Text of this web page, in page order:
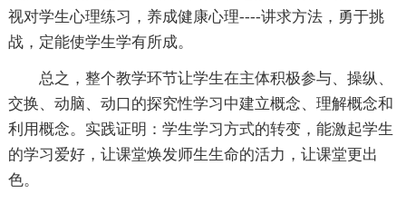
视对学生心理练习，养成健康心理----讲求方法，勇于挑
战，定能使学生学有所成。
总之，整个教学环节让学生在主体积极参与、操纵、
交换、动脑、动口的探究性学习中建立概念、理解概念和
利用概念。实践证明：学生学习方式的转变，能激起学生
的学习爱好，让课堂焕发师生生命的活力，让课堂更出
色。